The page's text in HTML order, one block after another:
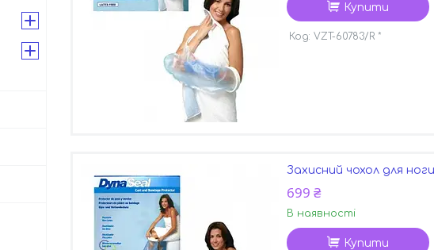
Купити
VZT-60783/R *
Захисний чохол для
699 ₴
В наявності
Купити